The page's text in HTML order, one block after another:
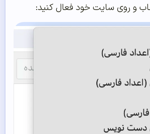
و روی سایت خود فعال کنید: